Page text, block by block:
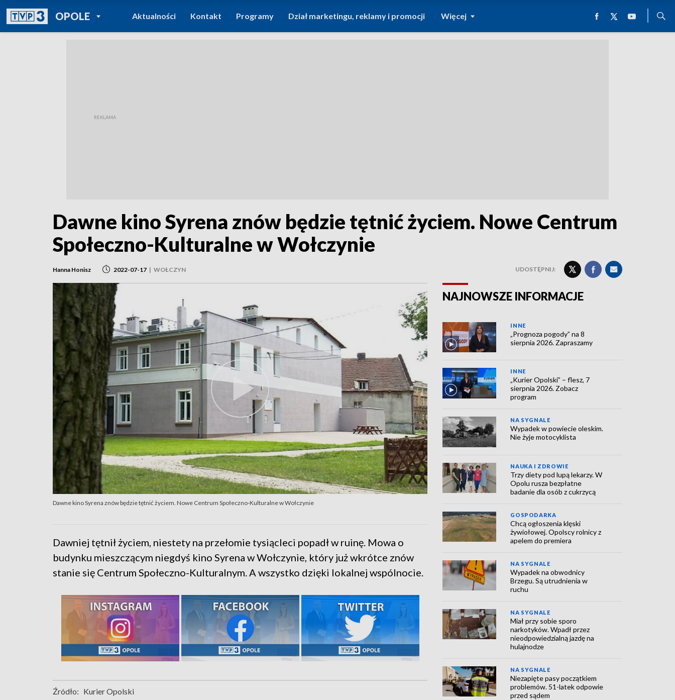
OPOLEPOWRÓT DO
TVP REGIONY
Aktualności Kontakt Programy Dział marketingu, reklamy i promocji Więcej
Dawne kino Syrena znów będzie tętnić życiem. Nowe Centrum
Społeczno-Kulturalne w Wołczynie
Hanna Honisz 2022-07-17 | WOŁCZYN UDOSTĘPNIJ:
Dawne kino Syrena znów będzie tętnić życiem. Nowe Centrum Społeczno-Kulturalne w Wołczynie
Dawniej tętnił życiem, niestety na przełomie tysiącleci popadł w ruinę. Mowa o
budynku mieszczącym niegdyś kino Syrena w Wołczynie, który już wkrótce znów
stanie się Centrum Społeczno-Kulturalnym. A wszystko dzięki lokalnej wspólnocie.
Źródło: Kurier Opolski
NAJNOWSZE INFORMACJE
INNE
„Prognoza pogody” na 8
sierpnia 2026. Zapraszamy
INNE
„Kurier Opolski” – flesz, 7
sierpnia 2026. Zobacz
program
NA SYGNALE
Wypadek w powiecie oleskim.
Nie żyje motocyklista
NAUKA I ZDROWIE
Trzy diety pod lupą lekarzy. W
Opolu rusza bezpłatne
badanie dla osób z cukrzycą
GOSPODARKA
Chcą ogłoszenia klęski
żywiołowej. Opolscy rolnicy z
apelem do premiera
NA SYGNALE
Wypadek na obwodnicy
Brzegu. Są utrudnienia w
ruchu
NA SYGNALE
Miał przy sobie sporo
narkotyków. Wpadł przez
nieodpowiedzialną jazdę na
hulajnodze
NA SYGNALE
Niezapięte pasy początkiem
problemów. 51-latek odpowie
przed sądem